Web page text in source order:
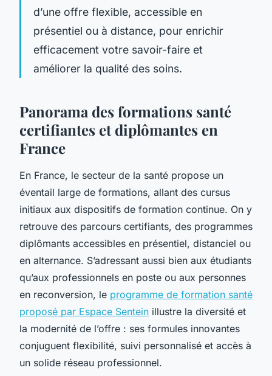
d’une offre flexible, accessible en
présentiel ou à distance, pour enrichir
efficacement votre savoir-faire et
améliorer la qualité des soins.
Panorama des formations santé
certifiantes et diplômantes en
France
En France, le secteur de la santé propose un
éventail large de formations, allant des cursus
initiaux aux dispositifs de formation continue. On y
retrouve des parcours certifiants, des programmes
diplômants accessibles en présentiel, distanciel ou
en alternance. S’adressant aussi bien aux étudiants
qu’aux professionnels en poste ou aux personnes
en reconversion, le programme de formation santé
proposé par Espace Sentein illustre la diversité et
la modernité de l’offre : ses formules innovantes
conjuguent flexibilité, suivi personnalisé et accès à
un solide réseau professionnel.